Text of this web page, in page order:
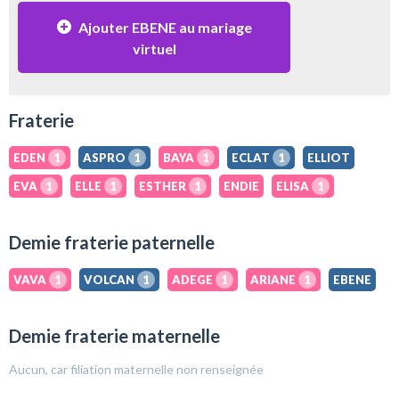
Ajouter EBENE au mariage
virtuel
Fraterie
EDEN 1 ASPRO 1 BAYA 1 ECLAT 1
ELLIOT
EVA
1 ELLE 1 ESTHER 1 ENDIE ELISA 1
Demie fraterie paternelle
VAVA 1 VOLCAN 1 ADEGE 1 ARIANE 1 EBENE
Demie fraterie maternelle
Aucun, car filiation maternelle non renseignée